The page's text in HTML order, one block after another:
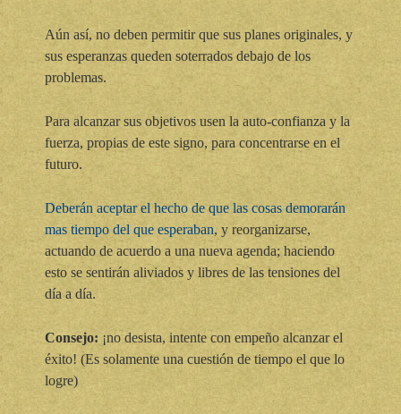
Aún así, no deben permitir que sus planes originales, y
sus esperanzas queden soterrados debajo de los
problemas.
Para alcanzar sus objetivos usen la auto-confianza y la
fuerza, propias de este signo, para concentrarse en el
futuro.
Deberán aceptar el hecho de que las cosas demorarán
mas tiempo del que esperaban, y reorganizarse,
actuando de acuerdo a una nueva agenda; haciendo
esto se sentirán aliviados y libres de las tensiones del
día a día.
Consejo: ¡no desista, intente con empeño alcanzar el
éxito! (Es solamente una cuestión de tiempo el que lo
logre)